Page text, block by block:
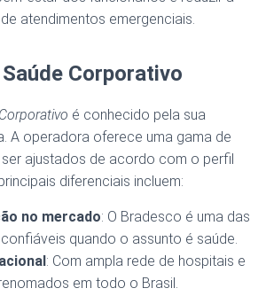
atendimentos emergenciais.
Corporativo
é conhecido pela sua
A operadora oferece uma gama de
ajustados de acordo com o perfil
diferenciais incluem:
no mercado: O Bradesco é uma das
quando o assunto é saúde.
: Com ampla rede de hospitais e
em todo o Brasil.